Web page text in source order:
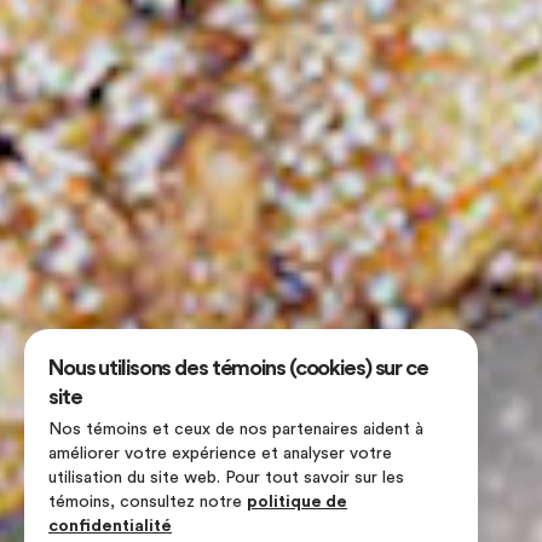
Nous utilisons des témoins (cookies) sur ce
site
Nos témoins et ceux de nos partenaires aident à
améliorer votre expérience et analyser votre
utilisation du site web. Pour tout savoir sur les
témoins, consultez notre politique de
confidentialité